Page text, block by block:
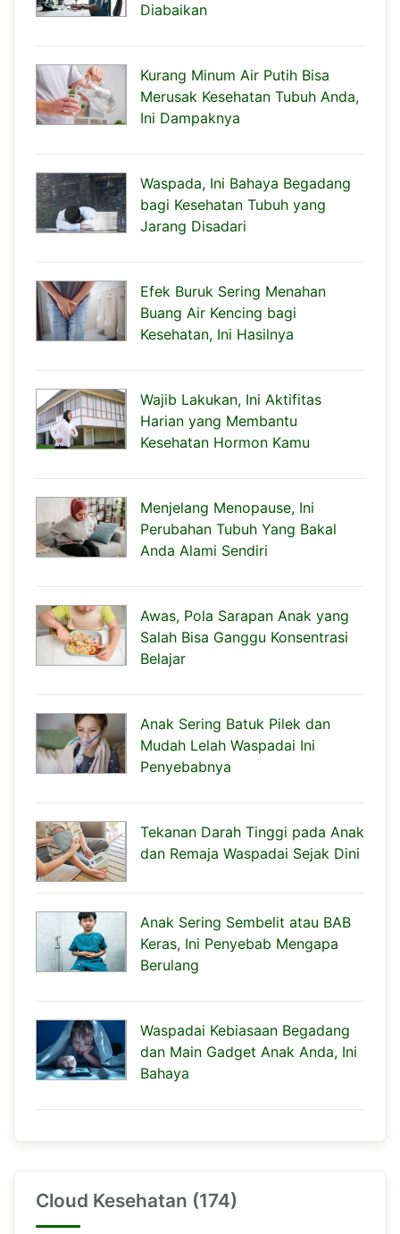
Diabaikan
Kurang Minum Air Putih Bisa
Merusak Kesehatan Tubuh Anda,
Ini Dampaknya
Waspada, Ini Bahaya Begadang
bagi Kesehatan Tubuh yang
Jarang Disadari
Efek Buruk Sering Menahan
Buang Air Kencing bagi
Kesehatan, Ini Hasilnya
Wajib Lakukan, Ini Aktifitas
Harian yang Membantu
Kesehatan Hormon Kamu
Menjelang Menopause, Ini
Perubahan Tubuh Yang Bakal
Anda Alami Sendiri
Awas, Pola Sarapan Anak yang
Salah Bisa Ganggu Konsentrasi
Belajar
Anak Sering Batuk Pilek dan
Mudah Lelah Waspadai Ini
Penyebabnya
Tekanan Darah Tinggi pada Anak
dan Remaja Waspadai Sejak Dini
Anak Sering Sembelit atau BAB
Keras, Ini Penyebab Mengapa
Berulang
Waspadai Kebiasaan Begadang
dan Main Gadget Anak Anda, Ini
Bahaya
Cloud Kesehatan (174)